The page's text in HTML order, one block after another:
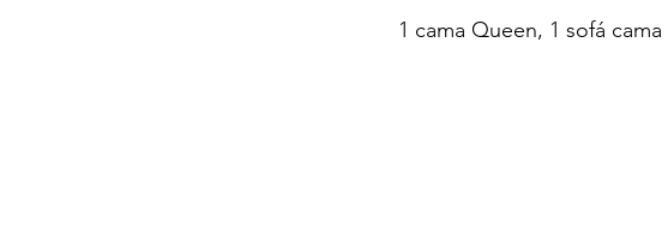
1 cama Queen, 1 sofá cama